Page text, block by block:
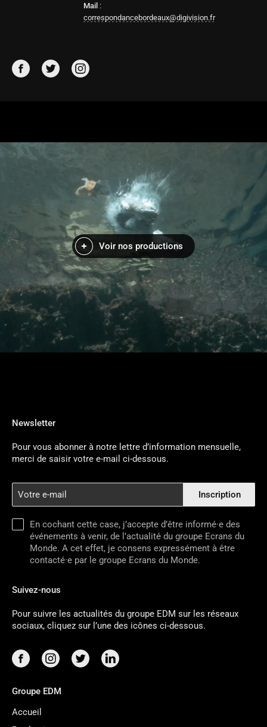
Mail :
correspondancebordeaux@digivision.fr
Voir nos productions
Newsletter
Pour vous abonner à notre lettre d’information mensuelle,
merci de saisir votre e-mail ci-dessous.
En cochant cette case, j’accepte d’être informé·e des
événements à venir, de l’actualité du groupe Ecrans du
Monde. A cet effet, je consens expressément à être
contacté·e par le groupe Ecrans du Monde.
Inscription
Suivez-nous
Pour suivre les actualités du groupe EDM sur les réseaux
sociaux, cliquez sur l’une des icônes ci-dessous.
Groupe EDM
Accueil